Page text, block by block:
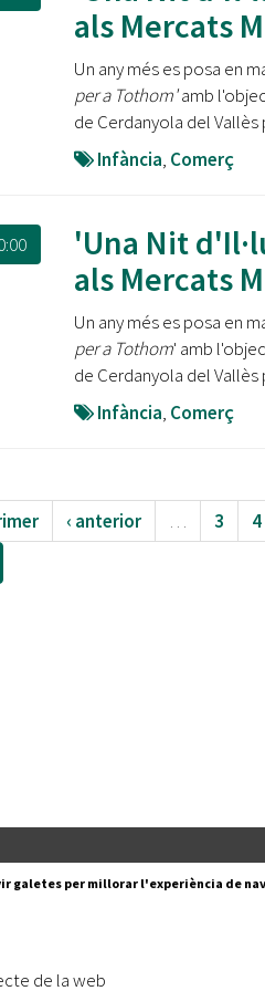
Oberta la convocatòria d'Ajuts
jove 2026
Cerdanyola opta a més de 5
Barris per transformar les
l'entorn de l'avinguda Catalunya
El FIT presenta el cartell de la
L’Ajuntament reparteix ulleres
l'eclipsi solar
als Mercats
Un any més es posa en
per a Tothom'amb
de Cerdanyola del Vallès
Infància, Comerç
'Una Nit
als Mercats
Un any més es posa en
per a Tothom' amb
de Cerdanyola del Vallès
Infància, Comerç
‹ anterior … 3 4
Layret, s/n
galetes per millorar l'experiència de
de la web